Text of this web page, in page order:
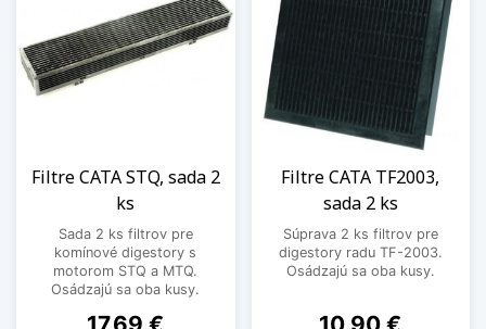
Filtre CATA STQ, sada 2
ks
Sada 2 ks filtrov pre
komínové digestory s
motorom STQ a MTQ.
Osádzajú sa oba kusy.
Cena
Filtre CATA TF2003,
sada 2 ks
Súprava 2 ks filtrov pre
digestory radu TF-2003.
Osádzajú sa oba kusy.
Cena